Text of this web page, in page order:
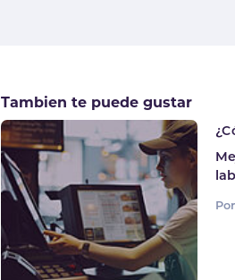
Tambien te puede gustar